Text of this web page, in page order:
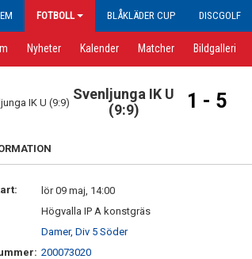
FOTBOLL BLÅKLÄDER CUP DISCGOLF
Nyheter Kalender Matcher Bildgalleri
Svenljunga IK U
(9:9)
1 - 5
lör 09 maj, 14:00
Högvalla IP A konstgräs
Damer, Div 5 Söder
200073020